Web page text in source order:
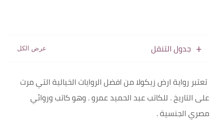
جدول التنقل
تعتبر رواية ارض زيكولا من افضل الروايات الخيالية التي مرت
على التاريخ . للكاتب عبد الحميد عمرو . وهو كاتب وروائي
مصري الجنسية .